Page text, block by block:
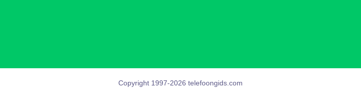
Copyright 1997-2026 telefoongids.com